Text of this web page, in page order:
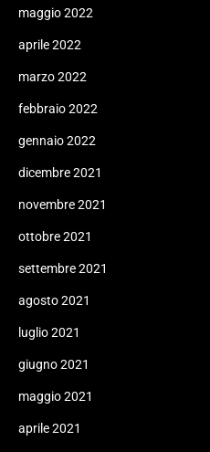
maggio 2022
aprile 2022
marzo 2022
febbraio 2022
gennaio 2022
dicembre 2021
novembre 2021
ottobre 2021
settembre 2021
agosto 2021
luglio 2021
giugno 2021
maggio 2021
aprile 2021